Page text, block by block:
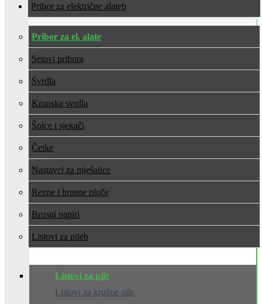
Pribor za električne alate
Pribor za el. alate
Setovi pribora
Svrdla
Krunska svrdla
Špice i sjekači
Četke
Nastavci za mješalice
Rezne i brusne ploče
Brusni papiri
Listovi za pile
Listovi za pile
Listovi za kružne pile